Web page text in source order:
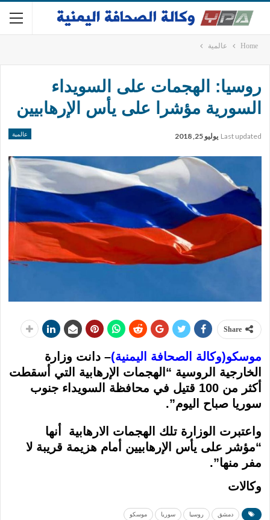
Home عالمية
روسيا: الهجمات على السويداء
السورية مؤشرا على يأس الإرهابيين
عالمية Last updated يوليو 25, 2018
Share
موسكو(وكالة الصحافة اليمنية)– دانت ​وزارة
الخارجية الروسية​ “الهجمات الإرهابية التي أسقطت
أكثر من 100 قتيل في محافظة ​السويداء​ جنوب
سوريا صباح اليوم”.
واعتبرت الوزارة تلك الهجمات الارهابية أنها
“مؤشر على يأس الإرهابيين أمام هزيمة قريبة لا
مفر منها”.
وكالات
دمشق روسيا سوريا موسكو